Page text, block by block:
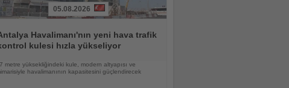
05.08.2026
Havalimanı'nın yeni hava trafik
kulesi hızla yükseliyor
metre yüksekliğindeki kule, modern altyapısı ve
havalimanının kapasitesini güçlendirecek